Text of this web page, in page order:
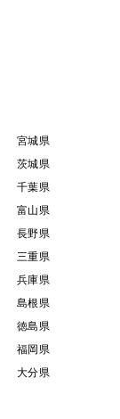
宮城県
茨城県
千葉県
富山県
長野県
三重県
兵庫県
島根県
徳島県
福岡県
大分県